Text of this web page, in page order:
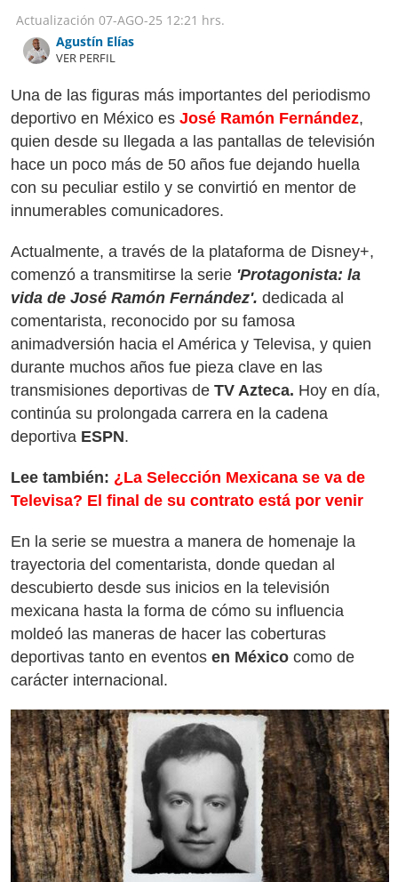
Actualización 07-AGO-25 12:21 hrs.
Agustín Elías
VER PERFIL
Una de las figuras más importantes del periodismo
deportivo en México es José Ramón Fernández,
quien desde su llegada a las pantallas de televisión
hace un poco más de 50 años fue dejando huella
con su peculiar estilo y se convirtió en mentor de
innumerables comunicadores.
Actualmente, a través de la plataforma de Disney+,
comenzó a transmitirse la serie 'Protagonista: la
vida de José Ramón Fernández'. dedicada al
comentarista, reconocido por su famosa
animadversión hacia el América y Televisa, y quien
durante muchos años fue pieza clave en las
transmisiones deportivas de TV Azteca. Hoy en día,
continúa su prolongada carrera en la cadena
deportiva ESPN.
Lee también: ¿La Selección Mexicana se va de
Televisa? El final de su contrato está por venir
En la serie se muestra a manera de homenaje la
trayectoria del comentarista, donde quedan al
descubierto desde sus inicios en la televisión
mexicana hasta la forma de cómo su influencia
moldeó las maneras de hacer las coberturas
deportivas tanto en eventos en México como de
carácter internacional.